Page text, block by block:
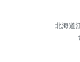
北海道